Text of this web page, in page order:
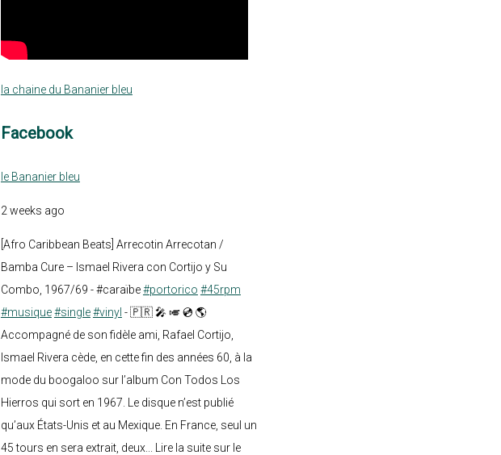
la chaine du Bananier bleu
Facebook
le Bananier bleu
2 weeks ago
[Afro Caribbean Beats] Arrecotin Arrecotan /
Bamba Cure – Ismael Rivera con Cortijo y Su
Combo, 1967/69 - #caraïbe#portorico #45rpm
#musique#single#vinyl - 🇵🇷 🎤 🎺 💿 🌎
Accompagné de son fidèle ami, Rafael Cortijo,
Ismael Rivera cède, en cette fin des années 60, à la
mode du boogaloo sur l’album Con Todos Los
Hierros qui sort en 1967. Le disque n’est publié
qu’aux États-Unis et au Mexique. En France, seul un
45 tours en sera extrait, deux... Lire la suite sur le